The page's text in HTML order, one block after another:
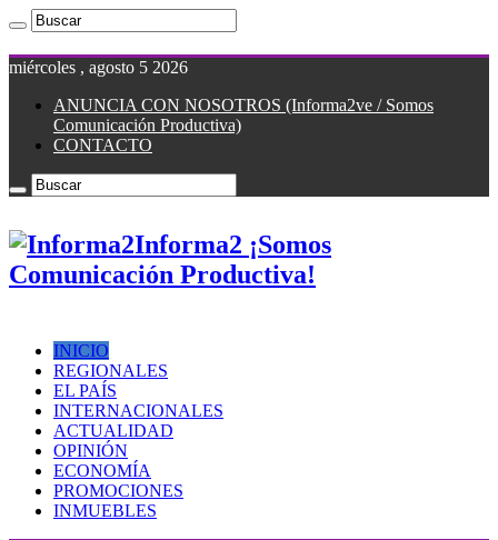
miércoles , agosto 5 2026
ANUNCIA CON NOSOTROS (Informa2ve / Somos
Comunicación Productiva)
CONTACTO
Informa2 ¡Somos
Comunicación Productiva!
INICIO
REGIONALES
EL PAÍS
INTERNACIONALES
ACTUALIDAD
OPINIÓN
ECONOMÍA
PROMOCIONES
INMUEBLES